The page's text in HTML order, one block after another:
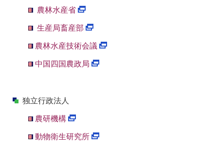
農林水産省
生産局畜産部
農林水産技術会議
中国四国農政局
独立行政法人
農研機構
動物衛生研究所